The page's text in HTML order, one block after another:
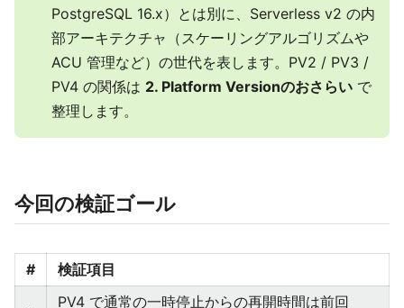
PostgreSQL 16.x）とは別に、Serverless v2 の内
部アーキテクチャ（スケーリングアルゴリズムや
ACU 管理など）の世代を表します。PV2 / PV3 /
PV4 の関係は 2. Platform Versionのおさらい で
整理します。
今回の検証ゴール
# 検証項目
PV4 で通常の一時停止からの再開時間は前回